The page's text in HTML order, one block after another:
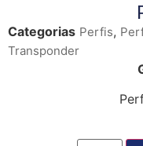
Categorias Perfis,
Transponder